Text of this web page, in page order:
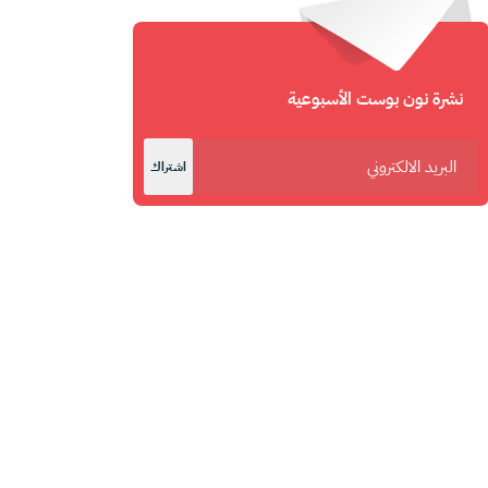
نشرة نون بوست الأسبوعية
اشتراك